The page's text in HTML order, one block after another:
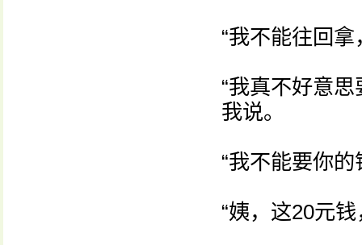
“我不能往回
“我真不好意
我说。
“我不能要你
“姨，这20元